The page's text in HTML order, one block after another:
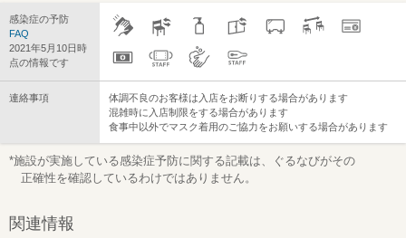
感染症の予防
FAQ
2021年5月10日時
点の情報です
連絡事項
体調不良のお客様は入店をお断りする場合があります
混雑時に入店制限をする場合があります
食事中以外でマスク着用のご協力をお願いする場合があります
*施設が実施している感染症予防に関する記載は、ぐるなびがその
正確性を確認しているわけではありません。
関連情報